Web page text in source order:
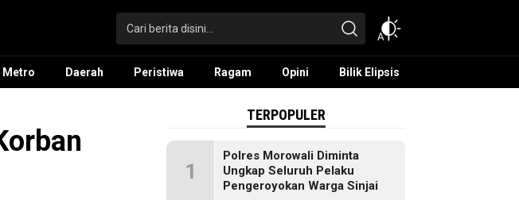
Metro Daerah Peristiwa Ragam Opini Bilik Elipsis
TERPOPULER
1
Polres Morowali Diminta
Ungkap Seluruh Pelaku
Pengeroyokan Warga Sinjai